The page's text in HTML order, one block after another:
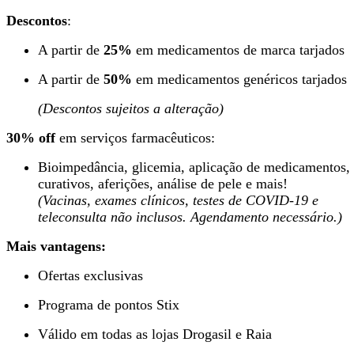
Descontos:
A partir de 25% em medicamentos de marca tarjados
A partir de 50% em medicamentos genéricos tarjados
(Descontos sujeitos a alteração)
30% offem serviços farmacêuticos:
Bioimpedância, glicemia, aplicação de medicamentos,
curativos, aferições, análise de pele e mais!
(Vacinas, exames clínicos, testes de COVID-19 e
teleconsulta não inclusos. Agendamento necessário.)
Mais vantagens:
Ofertas exclusivas
Programa de pontos Stix
Válido em todas as lojas Drogasil e Raia